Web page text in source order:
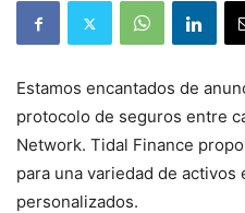
Estamos encantados de
protocolo de seguros entre
Network. Tidal Finance
para una variedad de
personalizados.